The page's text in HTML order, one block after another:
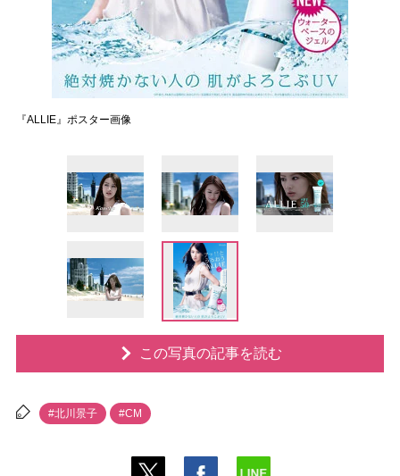
『ALLIE』ポスター画像
この写真の記事を読む
#北川景子 #CM